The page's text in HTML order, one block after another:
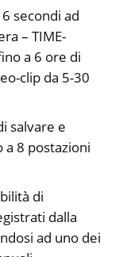
secondi ad
– TIME-
a 6 ore di
clip da 5-30
salvare e
8 postazioni
di
dalla
ad uno dei